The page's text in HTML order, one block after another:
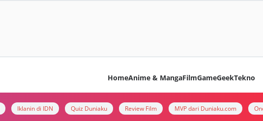
HomeAnime & MangaFilmGameGeekTekno
Iklanin di IDN Quiz Duniaku Review Film MVP dari Duniaku.com